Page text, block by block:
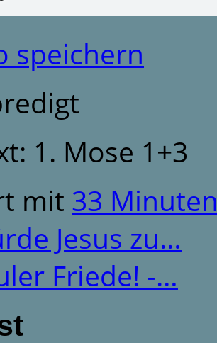
speichern
1. Mose 1+3
mit 33
Jesus zu…
Friede! -…